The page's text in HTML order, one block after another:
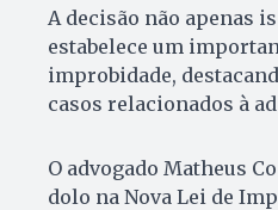
A decisão não apenas
estabelece um
improbidade,
casos relacionados à
O advogado Matheus
dolo na Nova Lei de